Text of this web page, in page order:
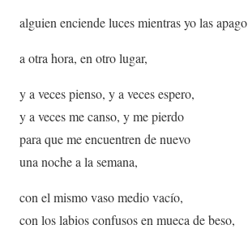
alguien enciende luces mientras yo las apago
a otra hora, en otro lugar,
y a veces pienso, y a veces espero,
y a veces me canso, y me pierdo
para que me encuentren de nuevo
una noche a la semana,
con el mismo vaso medio vacío,
con los labios confusos en mueca de beso,